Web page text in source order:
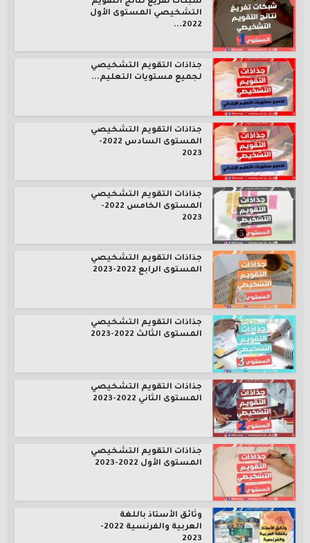
شبكات تفريغ نتائج التقويم
التشخيصي المستوى الأول
2022...
جذاذات التقويم التشخيصي
لجميع مستويات التعليم...
جذاذات التقويم التشخيصي
المستوى السادس 2022-
2023
جذاذات التقويم التشخيصي
المستوى الخامس 2022-
2023
جذاذات التقويم التشخيصي
المستوى الرابع 2022-2023
جذاذات التقويم التشخيصي
المستوى الثالث 2022-2023
جذاذات التقويم التشخيصي
المستوى الثاني 2022-2023
جذاذات التقويم التشخيصي
المستوى الأول 2022-2023
وثائق الأستاذ باللغة
العربية والفرنسية 2022-
2023